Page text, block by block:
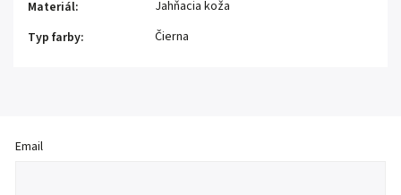
Materiál:
Jahňacia koža
Typ farby: Čierna
Email